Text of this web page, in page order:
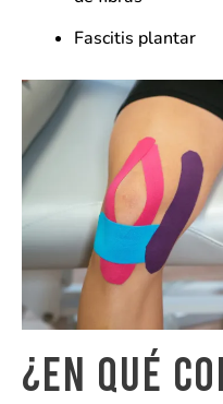
Fascitis plantar
¿En qué